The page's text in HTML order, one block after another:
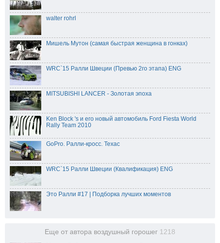
walter rohrl
Мишель Мутон (самая быстрая женщина в гонках)
WRC`15 Ралли Швеции (Превью 2го этапа) ENG
MITSUBISHI LANCER - Золотая эпоха
Ken Block 's и его новый автомобиль Ford Fiesta World
Rally Team 2010
GoPro. Ралли-кросс. Техас
WRC`15 Ралли Швеции (Квалификация) ENG
Это Ралли #17 | Подборка лучших моментов
Еще от автора воздушный горошег 1218